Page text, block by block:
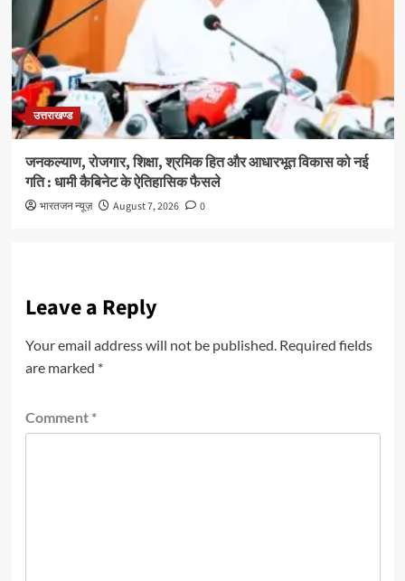
उत्तराखण्ड
जनकल्याण, रोजगार, शिक्षा, श्रमिक हित और आधारभूत विकास को नई
गति : धामी कैबिनेट के ऐतिहासिक फैसले
भारतजन न्यूज़ August 7, 2026 0
Leave a Reply
Your email address will not be published. Required fields
are marked *
Comment *